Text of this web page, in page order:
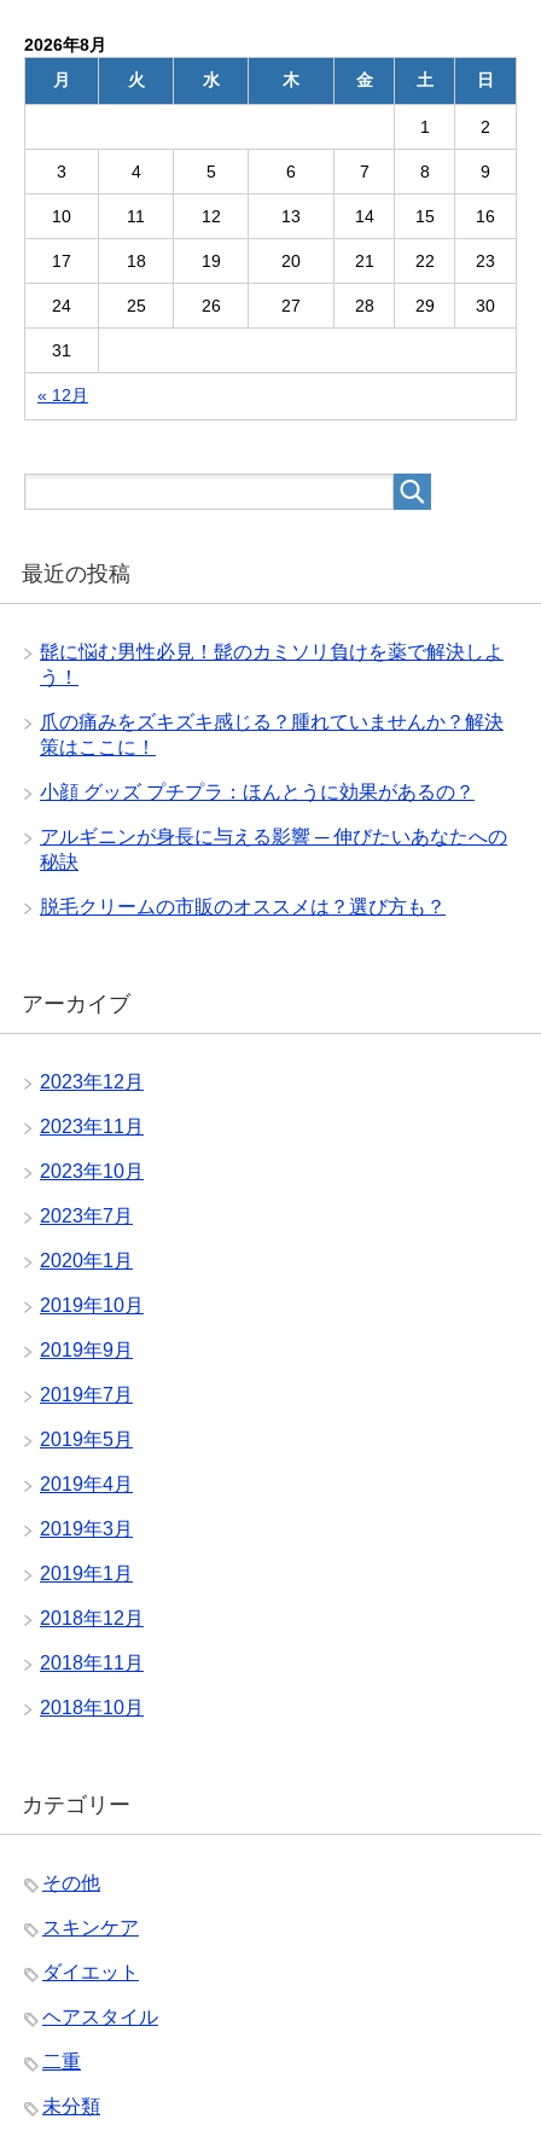
2026年8月
月
火 水 木 金 土 日
« 12月
1 2
3 4 5 6 7 8 9
10 11 12 13 14 15 16
17 18 19 20 21 22 23
24 25 26 27 28 29 30
31
最近の投稿
髭に悩む男性必見！髭のカミソリ負けを薬で解決しよ
う！
爪の痛みをズキズキ感じる？腫れていませんか？解決
策はここに！
小顔 グッズ プチプラ：ほんとうに効果があるの？
アルギニンが身長に与える影響 ─ 伸びたいあなたへの
秘訣
脱毛クリームの市販のオススメは？選び方も？
アーカイブ
2023年12月
2023年11月
2023年10月
2023年7月
2020年1月
2019年10月
2019年9月
2019年7月
2019年5月
2019年4月
2019年3月
2019年1月
2018年12月
2018年11月
2018年10月
カテゴリー
その他
スキンケア
ダイエット
ヘアスタイル
二重
未分類